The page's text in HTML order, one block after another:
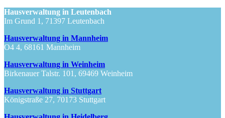
Hausverwaltung in Leutenbach
Im Grund 1, 71397 Leutenbach
Hausverwaltung in Mannheim
O4 4, 68161 Mannheim
Hausverwaltung in Weinheim
Birkenauer Talstr. 101, 69469 Weinheim
Hausverwaltung in Stuttgart
Königstraße 27, 70173 Stuttgart